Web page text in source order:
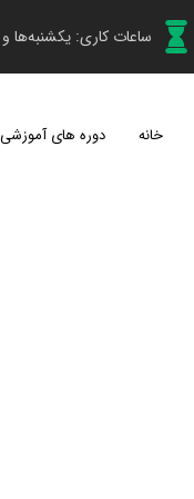
ساعات کاری: یکشنبه‌ها و
خانه دوره های آموزشی